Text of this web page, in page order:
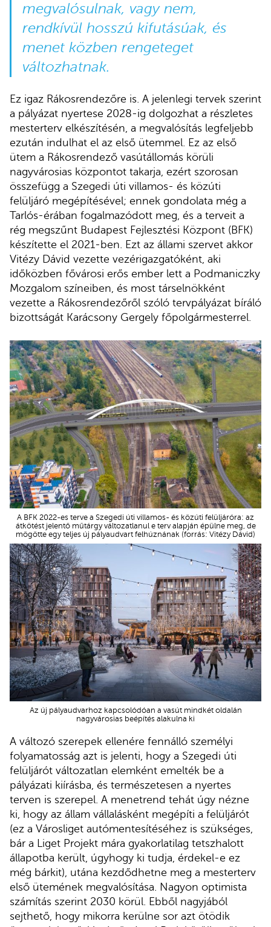
megvalósulnak, vagy nem,
rendkívül hosszú kifutásúak, és
menet közben rengeteget
változhatnak.
Ez igaz Rákosrendezőre is. A jelenlegi tervek szerint
a pályázat nyertese 2028-ig dolgozhat a részletes
mesterterv elkészítésén, a megvalósítás legfeljebb
ezután indulhat el az első ütemmel. Ez az első
ütem a Rákosrendező vasútállomás körüli
nagyvárosias központot takarja, ezért szorosan
összefügg a Szegedi úti villamos- és közúti
felüljáró megépítésével; ennek gondolata még a
Tarlós-érában fogalmazódott meg, és a terveit a
rég megszűnt Budapest Fejlesztési Központ (BFK)
készítette el 2021-ben. Ezt az állami szervet akkor
Vitézy Dávid vezette vezérigazgatóként, aki
időközben fővárosi erős ember lett a Podmaniczky
Mozgalom színeiben, és most társelnökként
vezette a Rákosrendezőről szóló tervpályázat bíráló
bizottságát Karácsony Gergely főpolgármesterrel.
A BFK 2022-es terve a Szegedi úti villamos- és közúti felüljáróra: az
átkötést jelentő műtárgy változatlanul e terv alapján épülne meg, de
mögötte egy teljes új pályaudvart felhúznának (forrás: Vitézy Dávid)
Az új pályaudvarhoz kapcsolódóan a vasút mindkét oldalán
nagyvárosias beépítés alakulna ki
A változó szerepek ellenére fennálló személyi
folyamatosság azt is jelenti, hogy a Szegedi úti
felüljárót változatlan elemként emelték be a
pályázati kiírásba, és természetesen a nyertes
terven is szerepel. A menetrend tehát úgy nézne
ki, hogy az állam vállalásként megépíti a felüljárót
(ez a Városliget autómentesítéséhez is szükséges,
bár a Liget Projekt mára gyakorlatilag tetszhalott
állapotba került, úgyhogy ki tudja, érdekel-e ez
még bárkit), utána kezdődhetne meg a mesterterv
első ütemének megvalósítása. Nagyon optimista
számítás szerint 2030 körül. Ebből nagyjából
sejthető, hogy mikorra kerülne sor azt ötödik